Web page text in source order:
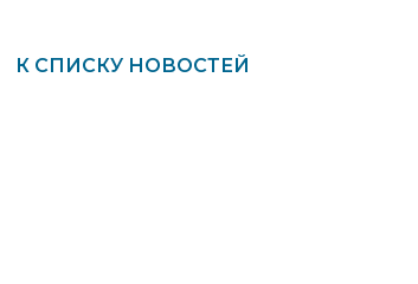
К СПИСКУ НОВОСТЕЙ